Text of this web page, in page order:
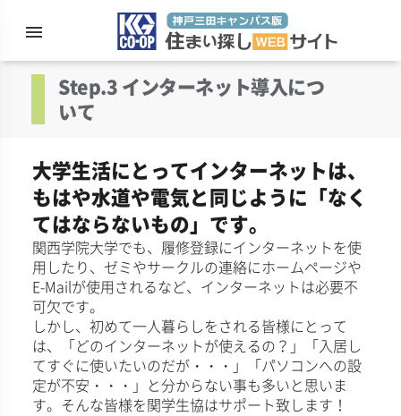
menu
Step.3 インターネット導入につ
いて
大学生活にとってインターネットは、
もはや水道や電気と同じように「なく
てはならないもの」です。
関西学院大学でも、履修登録にインターネットを使
用したり、ゼミやサークルの連絡にホームページや
E-Mailが使用されるなど、インターネットは必要不
可欠です。
しかし、初めて一人暮らしをされる皆様にとって
は、「どのインターネットが使えるの？」「入居し
てすぐに使いたいのだが・・・」「パソコンへの設
定が不安・・・」と分からない事も多いと思いま
す。そんな皆様を関学生協はサポート致します！